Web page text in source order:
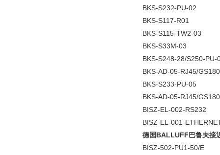
BKS-S232-PU-02
BKS-S117-R01
BKS-S115-TW2-03
BKS-S33M-03
BKS-S248-28/S250-PU-
BKS-AD-05-RJ45/
BKS-S233-PU-05
BKS-AD-05-RJ45/
BISZ-EL-002-RS232
BISZ-EL-001-
德国BALLUFF巴鲁夫接
BISZ-502-PU1-50/E